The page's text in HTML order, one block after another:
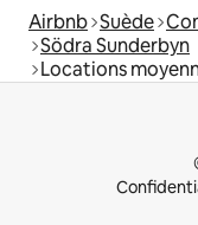
Airbnb Suède
Södra Sunderbyn
Locations